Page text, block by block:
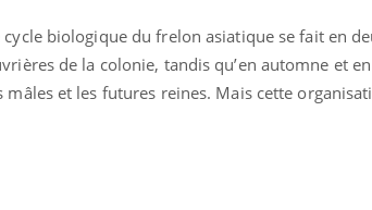
cycle biologique du frelon asiatique se fait en
de la colonie, tandis qu’en automne et
mâles et les futures reines. Mais cette
D'un côté, poser des
la maladie d'un proche c'est
même alopécie…
carence en fer
...